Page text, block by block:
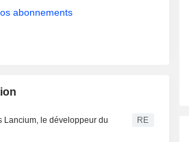
abonnements
Lancium, le développeur du
RE